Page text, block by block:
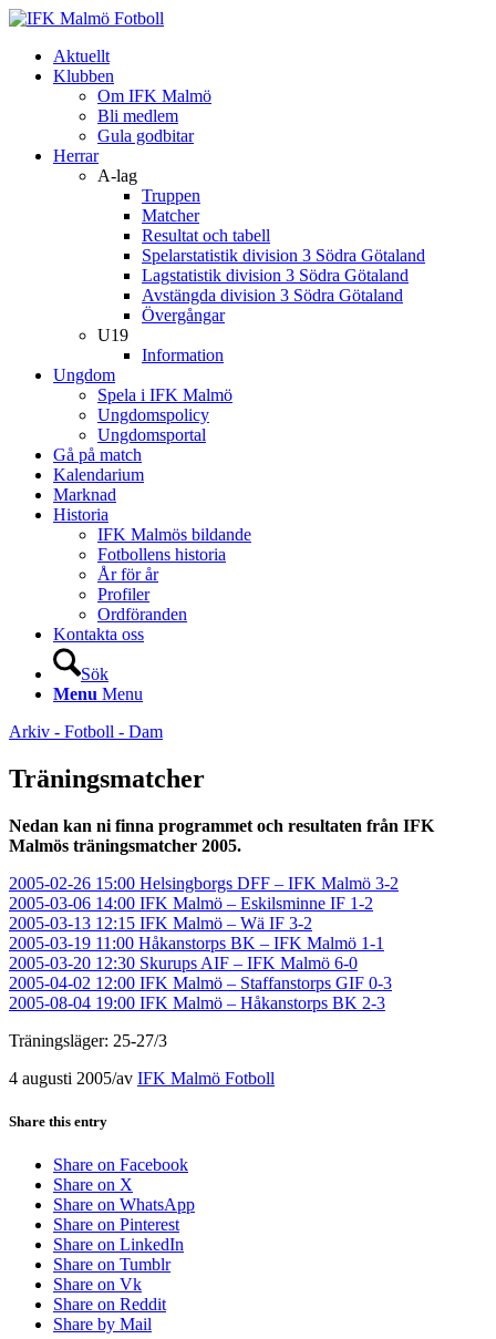
Aktuellt
Klubben
Om IFK Malmö
Bli medlem
Gula godbitar
Herrar
A-lag
Truppen
Matcher
Resultat och tabell
Spelarstatistik division 3 Södra Götaland
Lagstatistik division 3 Södra Götaland
Avstängda division 3 Södra Götaland
Övergångar
U19
Information
Ungdom
Spela i IFK Malmö
Ungdomspolicy
Ungdomsportal
Gå på match
Kalendarium
Marknad
Historia
IFK Malmös bildande
Fotbollens historia
År för år
Profiler
Ordföranden
Kontakta oss
Sök
Menu Menu
Arkiv - Fotboll - Dam
Träningsmatcher
Nedan kan ni finna programmet och resultaten från IFK
Malmös träningsmatcher 2005.
2005-02-26 15:00 Helsingborgs DFF – IFK Malmö 3-2
2005-03-06 14:00 IFK Malmö – Eskilsminne IF 1-2
2005-03-13 12:15 IFK Malmö – Wä IF 3-2
2005-03-19 11:00 Håkanstorps BK – IFK Malmö 1-1
2005-03-20 12:30 Skurups AIF – IFK Malmö 6-0
2005-04-02 12:00 IFK Malmö – Staffanstorps GIF 0-3
2005-08-04 19:00 IFK Malmö – Håkanstorps BK 2-3
Träningsläger: 25-27/3
4 augusti 2005/av IFK Malmö Fotboll
Share this entry
Share on Facebook
Share on X
Share on WhatsApp
Share on Pinterest
Share on LinkedIn
Share on Tumblr
Share on Vk
Share on Reddit
Share by Mail